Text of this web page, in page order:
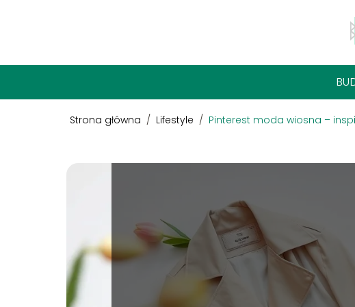
Strona główna / Lifestyle / Pinterest moda wiosna –